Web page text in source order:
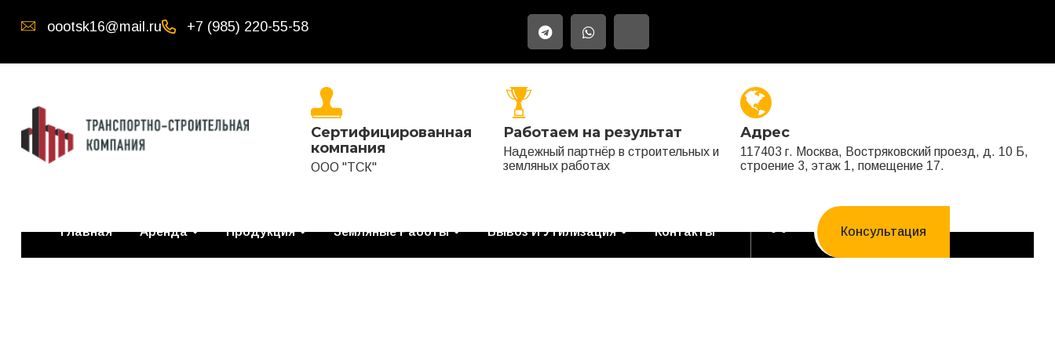
oootsk16@mail.ru +7 (985) 220-55-58
Сертифицированная
компания
ООО "ТСК"
Работаем на результат
Надежный партнёр в строительных и
земляных работах
Адрес
117403 г. Москва, Востряковский проезд, д. 10 Б,
строение 3, этаж 1, помещение 17.
Главная Аренда Продукция Земляные Работы Вывоз И Утилизация Контакты Консультация